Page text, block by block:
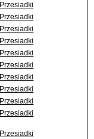
Przesiadki
Przesiadki
Przesiadki
Przesiadki
Przesiadki
Przesiadki
Przesiadki
Przesiadki
Przesiadki
Przesiadki
Przesiadki